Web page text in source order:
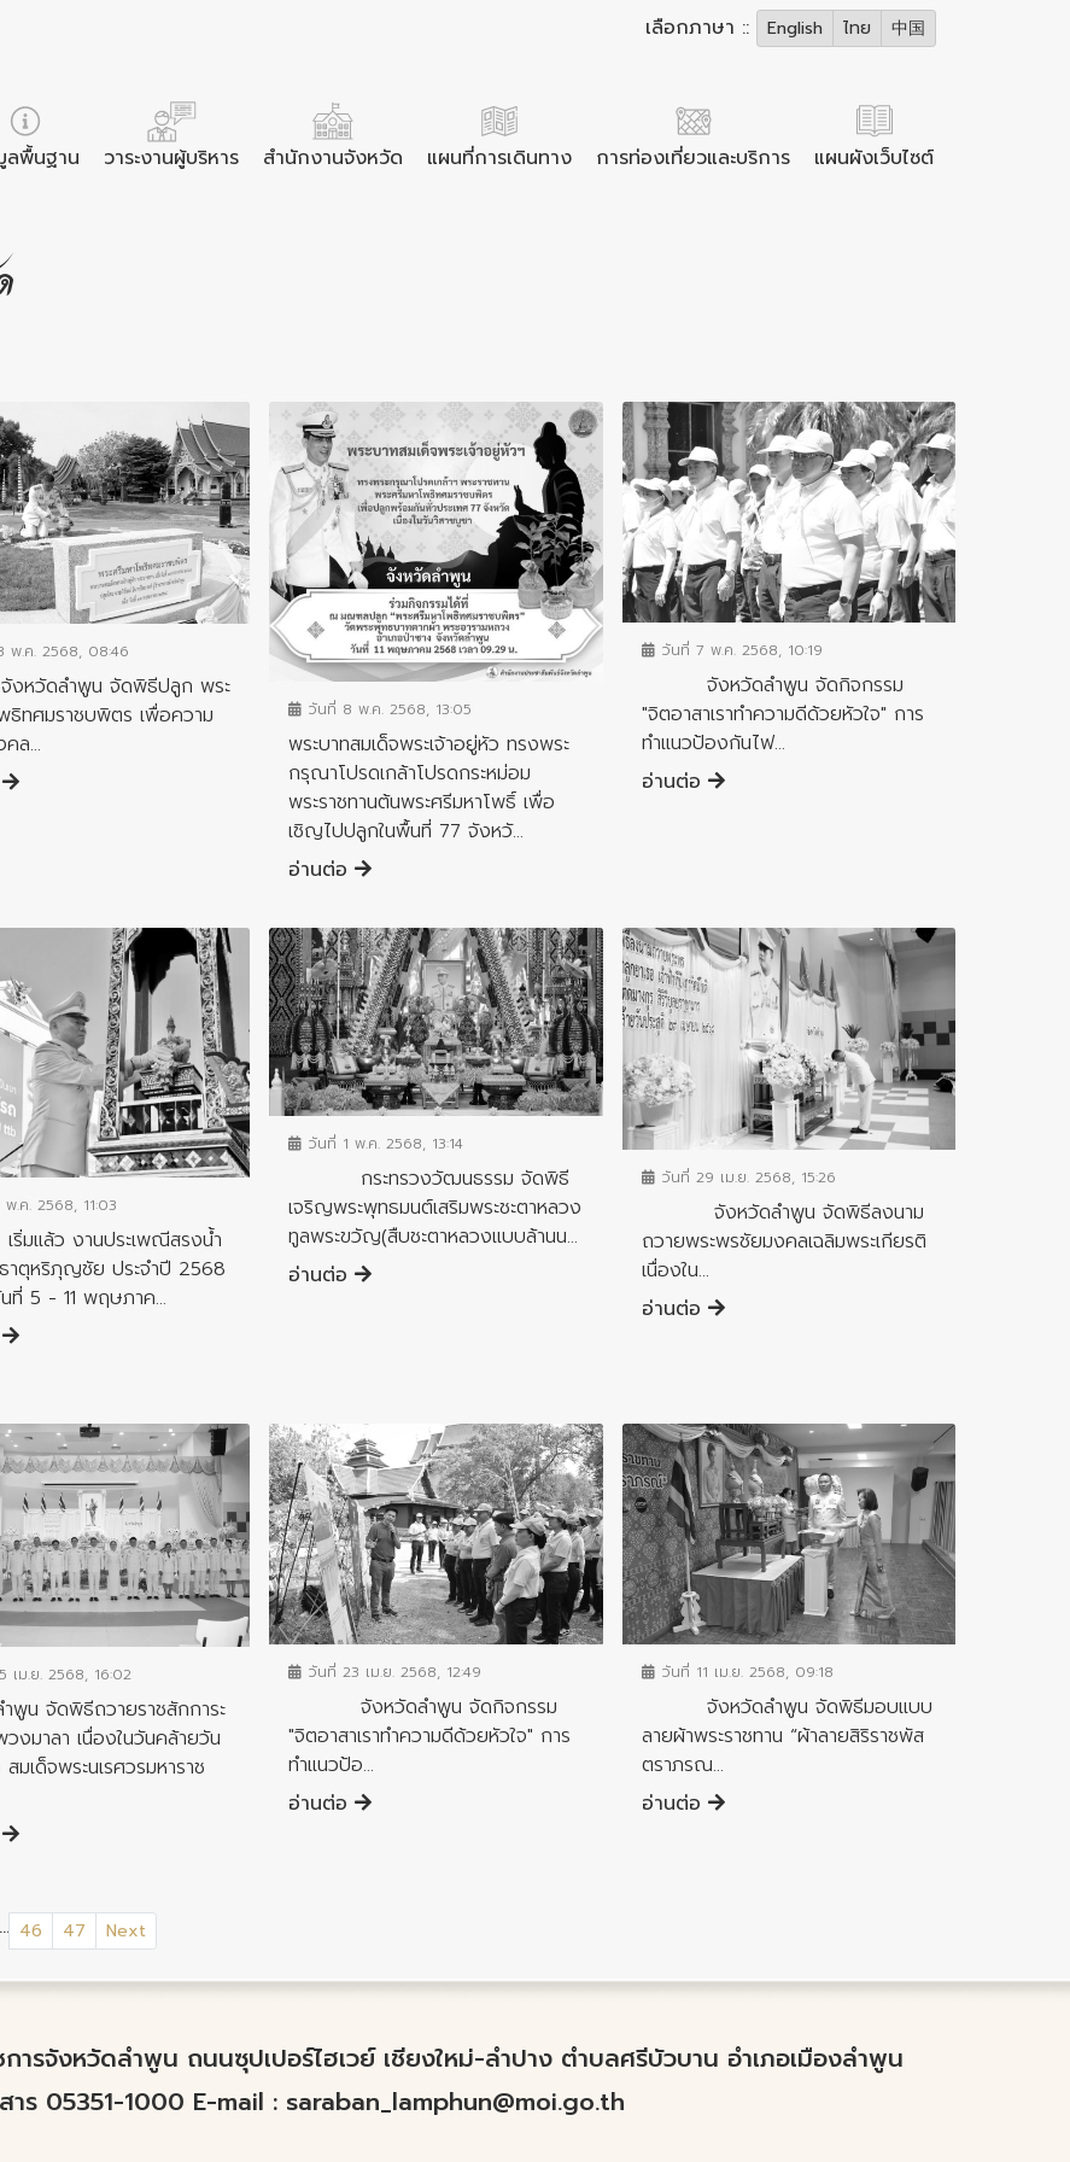
เลือกภาษา :: English ไทย 中国
ลพื้นฐาน วาระงานผู้บริหาร สำนักงานจังหวัด แผนที่การเดินทาง การท่องเที่ยวและบริการ แผนผังเว็บไซต์
รมสำคัญจังหวัด
พ.ค. 2568, 08:46
ลำพูน จัดพิธีปลูก พระ
ธิทศมราชบพิตร เพื่อความ
ล...
ข่าวกิจกรรมสำคัญจังหวัด
วันที่ 8 พ.ค. 2568, 13:05
พระบาทสมเด็จพระเจ้าอยู่หัว ทรงพระ
กรุณาโปรดเกล้าโปรดกระหม่อม
พระราชทานต้นพระศรีมหาโพธิ์ เพื่อ
เชิญไปปลูกในพื้นที่ 77 จังหวั...
อ่านต่อ
ข่าวกิจกรรมสำคัญจังหวัด
วันที่ 7 พ.ค. 2568, 10:19
จังหวัดลำพูน จัดกิจกรรม
"จิตอาสาเราทำความดีด้วยหัวใจ" การ
ทำแนวป้องกันไฟ...
อ่านต่อ
รมสำคัญจังหวัด
ค. 2568, 11:03
ว งานประเพณีสรงน้ำ
าตุหริภุญชัย ประจำปี 2568
ที่ 5 - 11 พฤษภาค...
ข่าวกิจกรรมสำคัญจังหวัด
วันที่ 1 พ.ค. 2568, 13:14
กระทรวงวัฒนธรรม จัดพิธี
เจริญพระพุทธมนต์เสริมพระชะตาหลวง
ทูลพระขวัญ(สืบชะตาหลวงแบบล้านน...
อ่านต่อ
ข่าวกิจกรรมสำคัญจังหวัด
วันที่ 29 เม.ย. 2568, 15:26
จังหวัดลำพูน จัดพิธีลงนาม
ถวายพระพรชัยมงคลเฉลิมพระเกียรติ
เนื่องใน...
อ่านต่อ
รมสำคัญจังหวัด
ม.ย. 2568, 16:02
จัดพิธีถวายราชสักการะ
วงมาลา เนื่องในวันคล้ายวัน
มเด็จพระนเรศวรมหาราช
ข่าวกิจกรรมสำคัญจังหวัด
วันที่ 23 เม.ย. 2568, 12:49
จังหวัดลำพูน จัดกิจกรรม
"จิตอาสาเราทำความดีด้วยหัวใจ" การ
ทำแนวป้อ...
อ่านต่อ
ข่าวกิจกรรมสำคัญจังหวัด
วันที่ 11 เม.ย. 2568, 09:18
จังหวัดลำพูน จัดพิธีมอบแบบ
ลายผ้าพระราชทาน “ผ้าลายสิริราชพัส
ตราภรณ...
อ่านต่อ
... 46 47 Next
รจังหวัดลำพูน ถนนซุปเปอร์ไฮเวย์ เชียงใหม่-ลำปาง ตำบลศรีบัวบาน อำเภอเมืองลำพูน
าร 05351-1000 E-mail : saraban_lamphun@moi.go.th